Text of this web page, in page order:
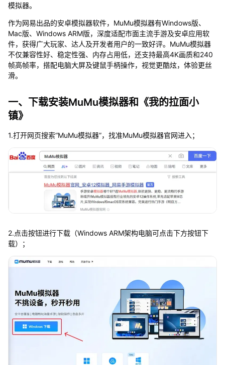
模拟器。
作为网易出品的安卓模拟器软件，MuMu模拟器有Windows版、
Mac版、Windows ARM版，深度适配市面主流手游及安卓应用软
件，获得广大玩家、达人及开发者用户的一致好评。MuMu模拟器
不仅兼容性好、稳定性强、内存占用低，还支持最高4K画质和240
帧高帧率，搭配电脑大屏及键鼠手柄操作，视觉更酷炫，体验更丝
滑。
一、下载安装MuMu模拟器和《我的拉面小
镇》
1.打开网页搜索“MuMu模拟器”，找准MuMu模拟器官网进入；
2.点击按钮进行下载（Windows ARM架构电脑可点击下方按钮下
载）；